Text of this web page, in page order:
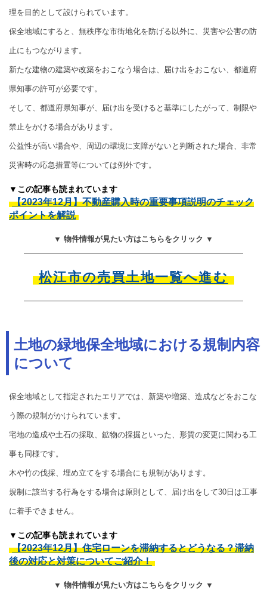
理を目的として設けられています。
保全地域にすると、無秩序な市街地化を防げる以外に、災害や公害の防
止にもつながります。
新たな建物の建築や改築をおこなう場合は、届け出をおこない、都道府
県知事の許可が必要です。
そして、都道府県知事が、届け出を受けると基準にしたがって、制限や
禁止をかける場合があります。
公益性が高い場合や、周辺の環境に支障がないと判断された場合、非常
災害時の応急措置等については例外です。
▼この記事も読まれています
【2023年12月】不動産購入時の重要事項説明のチェック
ポイントを解説
▼ 物件情報が見たい方はこちらをクリック ▼
松江市の売買土地一覧へ進む
土地の緑地保全地域における規制内容
について
保全地域として指定されたエリアでは、新築や増築、造成などをおこな
う際の規制がかけられています。
宅地の造成や土石の採取、鉱物の採掘といった、形質の変更に関わる工
事も同様です。
木や竹の伐採、埋め立てをする場合にも規制があります。
規制に該当する行為をする場合は原則として、届け出をして30日は工事
に着手できません。
▼この記事も読まれています
【2023年12月】住宅ローンを滞納するとどうなる？滞納
後の対応と対策についてご紹介！
▼ 物件情報が見たい方はこちらをクリック ▼